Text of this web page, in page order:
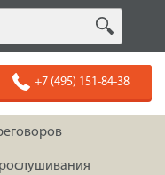
+7 (495) 151-84-38